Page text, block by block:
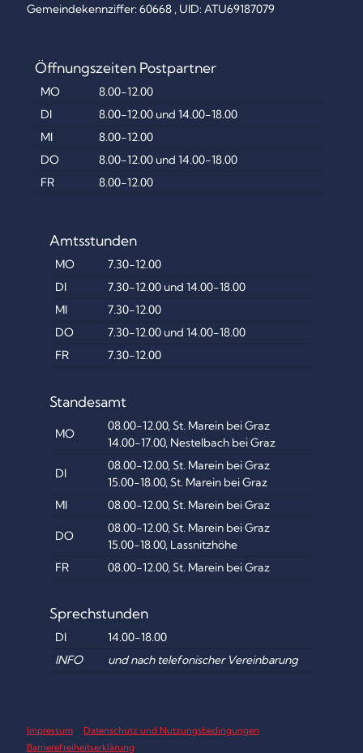
Gemeindekennziffer: 60668 , UID: ATU69187079
Öffnungszeiten Postpartner
MO
8.00-12.00
DI
8.00-12.00 und 14.00-18.00
MI
8.00-12.00
DO
8.00-12.00 und 14.00-18.00
FR
8.00-12.00
Amtsstunden
MO
7.30-12.00
DI
7.30-12.00 und 14.00-18.00
MI
7.30-12.00
DO
7.30-12.00 und 14.00-18.00
FR
7.30-12.00
Standesamt
MO
08.00-12.00, St. Marein bei Graz
14.00-17.00, Nestelbach bei Graz
DI
08.00-12.00, St. Marein bei Graz
15.00-18.00, St. Marein bei Graz
MI
08.00-12.00, St. Marein bei Graz
DO
08.00-12.00, St. Marein bei Graz
15.00-18.00, Lassnitzhöhe
FR
08.00-12.00, St. Marein bei Graz
Sprechstunden
DI
14.00-18.00
INFO
und nach telefonischer Vereinbarung
Impressum
Datenschutz und Nutzungsbedingungen
Barrierefreiheitserklärung